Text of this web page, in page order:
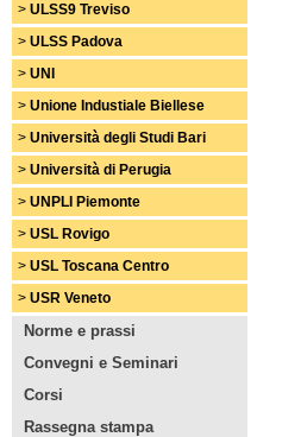
> ULSS9 Treviso
> ULSS Padova
> UNI
> Unione Industiale Biellese
> Università degli Studi Bari
> Università di Perugia
> UNPLI Piemonte
> USL Rovigo
> USL Toscana Centro
> USR Veneto
Norme e prassi
Convegni e Seminari
Corsi
Rassegna stampa